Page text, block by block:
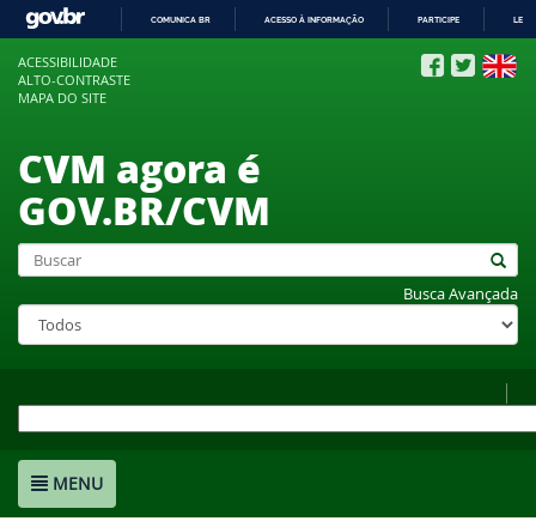
COMUNICA BR ACESSO À INFORMAÇÃO PARTICIPE
ACESSIBILIDADE
ALTO-CONTRASTE
MAPA DO SITE
CVM agora é
GOV.BR/CVM
Busca Avançada
MENU